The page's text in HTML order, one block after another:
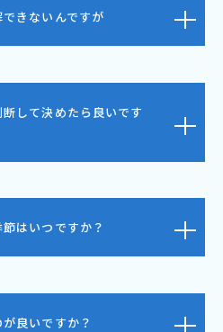
きないんですが
して決めたら良いです
はいつですか？
良いですか？